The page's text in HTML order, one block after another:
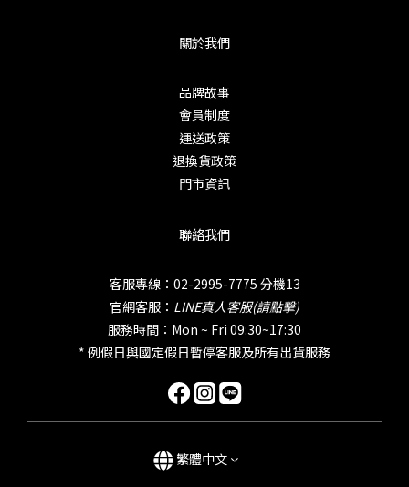
關於我們
品牌故事
會員制度
運送政策
退換貨政策
門市資訊
聯絡我們
客服專線：02-2995-7775 分機13
官網客服： LINE真人客服(請點擊)
服務時間：Mon ~ Fri 09:30~17:30
* 例假日與國定假日暫停客服及所有出貨服務
繁體中文